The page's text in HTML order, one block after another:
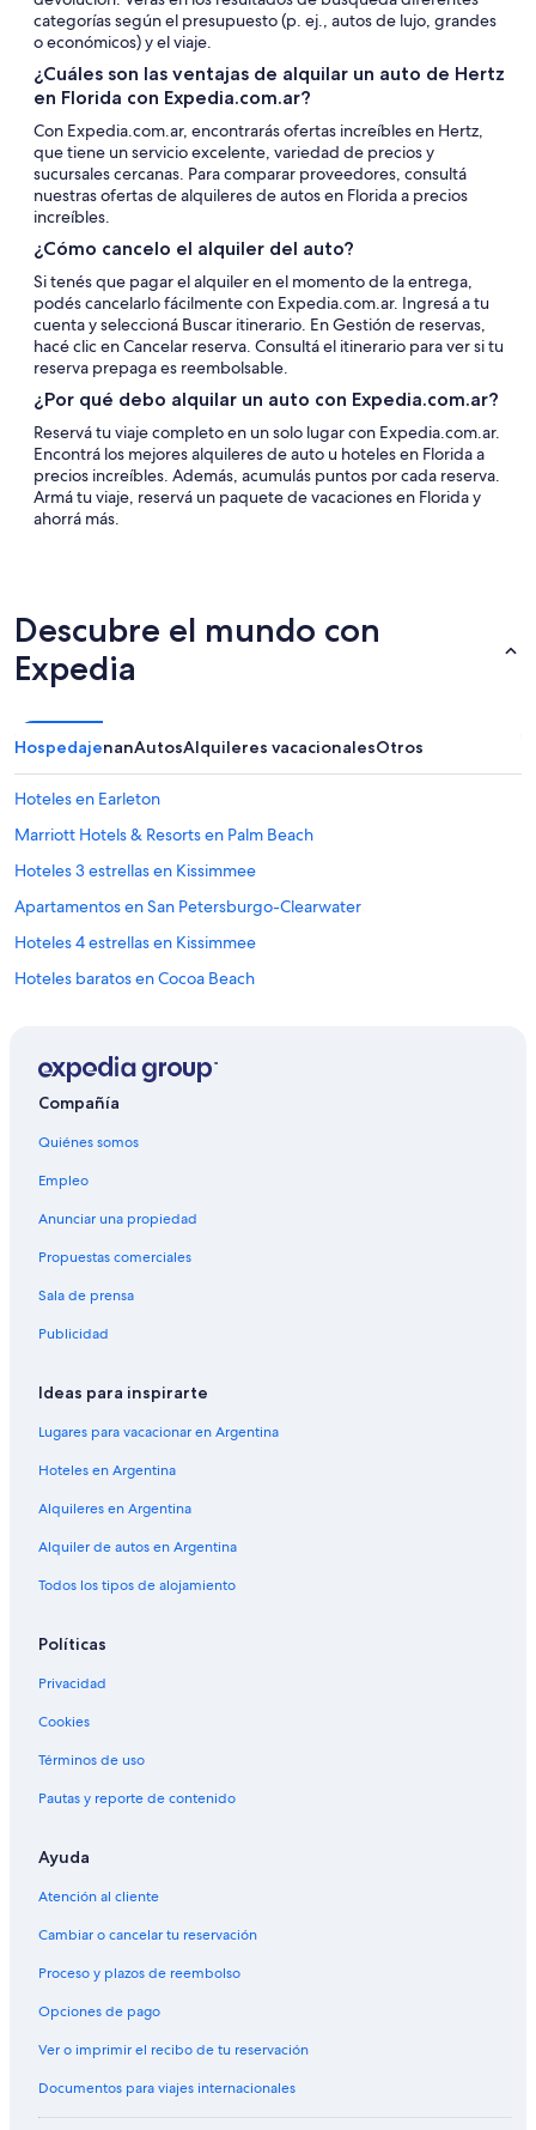
categorías según el presupuesto (p. ej., autos de lujo, grandes
o económicos) y el viaje.
¿Cuáles son las ventajas de alquilar un auto de Hertz
en Florida con Expedia.com.ar?
Con Expedia.com.ar, encontrarás ofertas increíbles en Hertz,
que tiene un servicio excelente, variedad de precios y
sucursales cercanas. Para comparar proveedores, consultá
nuestras ofertas de alquileres de autos en Florida a precios
increíbles.
¿Cómo cancelo el alquiler del auto?
Si tenés que pagar el alquiler en el momento de la entrega,
podés cancelarlo fácilmente con Expedia.com.ar. Ingresá a tu
cuenta y seleccioná Buscar itinerario. En Gestión de reservas,
hacé clic en Cancelar reserva. Consultá el itinerario para ver si tu
reserva prepaga es reembolsable.
¿Por qué debo alquilar un auto con Expedia.com.ar?
Reservá tu viaje completo en un solo lugar con Expedia.com.ar.
Encontrá los mejores alquileres de auto u hoteles en Florida a
precios increíbles. Además, acumulás puntos por cada reserva.
Armá tu viaje, reservá un paquete de vacaciones en Florida y
ahorrá más.
Descubre el mundo con
Expedia
HospedajenanAutosAlquileres vacacionalesOtros
Hoteles en Earleton
Marriott Hotels & Resorts en Palm Beach
Hoteles 3 estrellas en Kissimmee
Apartamentos en San Petersburgo-Clearwater
Hoteles 4 estrellas en Kissimmee
Hoteles baratos en Cocoa Beach
Hoteles con casino en Cocoa Beach
Hoteles románticos en Panama City Beach
Hoteles 5 estrellas en Kissimmee
Hoteles en Leesburg
Hoteles de Red Roof Inn en Hollywood
Condominios en Vero Beach
Hoteles de La Quinta Inn & Suites en Hollywood
Hoteles en Everglades City
Hoteles 5 estrellas en Miami
Compañía
Quiénes somos
Empleo
Anunciar una propiedad
Propuestas comerciales
Sala de prensa
Publicidad
Ideas para inspirarte
Lugares para vacacionar en Argentina
Hoteles en Argentina
Alquileres en Argentina
Alquiler de autos en Argentina
Todos los tipos de alojamiento
Políticas
Privacidad
Cookies
Términos de uso
Pautas y reporte de contenido
Ayuda
Atención al cliente
Cambiar o cancelar tu reservación
Proceso y plazos de reembolso
Opciones de pago
Ver o imprimir el recibo de tu reservación
Documentos para viajes internacionales